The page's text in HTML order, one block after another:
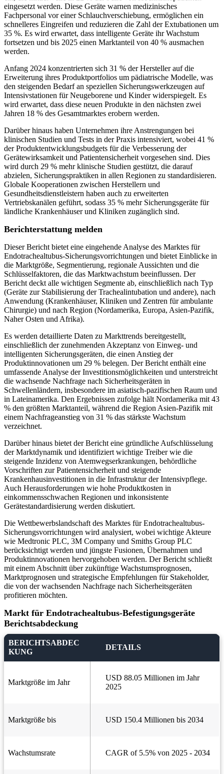
eingesetzt werden. Diese Geräte warnen medizinisches
Fachpersonal vor einer Schlauchverschiebung, ermöglichen ein
schnelleres Eingreifen und reduzieren die Zahl der Extubationen um
35 %. Es wird erwartet, dass intelligente Geräte ihr Wachstum
fortsetzen und bis 2025 einen Marktanteil von 40 % ausmachen
werden.
Anfang 2024 konzentrierten sich 31 % der Hersteller auf die
Erweiterung ihres Produktportfolios um pädiatrische Modelle, was
den steigenden Bedarf an speziellen Sicherungswerkzeugen auf
Intensivstationen für Neugeborene und Kinder widerspiegelt. Es
wird erwartet, dass diese neuen Produkte in den nächsten zwei
Jahren 18 % des Gesamtmarktes erobern werden.
Darüber hinaus haben Unternehmen ihre Anstrengungen bei
klinischen Studien und Tests in der Praxis intensiviert, wobei 41 %
der Produktentwicklungsbudgets für die Verbesserung der
Gerätewirksamkeit und Patientensicherheit vorgesehen sind. Dies
wird durch 29 % mehr klinische Studien gestützt, die darauf
abzielen, Sicherungspraktiken in allen Regionen zu standardisieren.
Globale Kooperationen zwischen Herstellern und
Gesundheitsdienstleistern haben auch zu erweiterten
Vertriebskanälen geführt, sodass 35 % mehr Sicherungsgeräte für
ländliche Krankenhäuser und Kliniken zugänglich sind.
Berichterstattung melden
Dieser Bericht bietet eine eingehende Analyse des Marktes für
Endotrachealtubus-Sicherungsvorrichtungen und bietet Einblicke in
die Marktgröße, Segmentierung, regionale Aussichten und die
Schlüsselfaktoren, die das Marktwachstum beeinflussen. Der
Bericht deckt alle wichtigen Segmente ab, einschließlich nach Typ
(Geräte zur Stabilisierung der Trachealintubation und andere), nach
Anwendung (Krankenhäuser, Kliniken und Zentren für ambulante
Chirurgie) und nach Region (Nordamerika, Europa, Asien-Pazifik,
Naher Osten und Afrika).
Es werden detaillierte Daten zu Markttrends bereitgestellt,
einschließlich der zunehmenden Akzeptanz von Einweg- und
intelligenten Sicherungsgeräten, die einen Anstieg der
Produktinnovationen um 29 % belegen. Der Bericht enthält eine
umfassende Analyse der Investitionsmöglichkeiten und unterstreicht
die wachsende Nachfrage nach Sicherheitsgeräten in
Schwellenländern, insbesondere im asiatisch-pazifischen Raum und
in Lateinamerika. Den Ergebnissen zufolge hält Nordamerika mit 43
% den größten Marktanteil, während die Region Asien-Pazifik mit
einem Nachfrageanstieg von 31 % das stärkste Wachstum
verzeichnet.
Darüber hinaus bietet der Bericht eine gründliche Aufschlüsselung
der Marktdynamik und identifiziert wichtige Treiber wie die
steigende Inzidenz von Atemwegserkrankungen, behördliche
Vorschriften zur Patientensicherheit und steigende
Krankenhausinvestitionen in die Infrastruktur der Intensivpflege.
Auch Herausforderungen wie hohe Produktkosten in
einkommensschwachen Regionen und inkonsistente
Gerätestandardisierung werden diskutiert.
Die Wettbewerbslandschaft des Marktes für Endotrachealtubus-
Sicherungsvorrichtungen wird analysiert, wobei wichtige Akteure
wie Medtronic PLC, 3M Company und Smiths Group PLC
berücksichtigt werden und jüngste Fusionen, Übernahmen und
Produktinnovationen hervorgehoben werden. Der Bericht schließt
mit einem Abschnitt über zukünftige Wachstumsprognosen,
Marktprognosen und strategische Empfehlungen für Stakeholder,
die von der wachsenden Nachfrage nach Sicherheitsgeräten
profitieren möchten.
Markt für Endotrachealtubus-Befestigungsgeräte
Berichtsabdeckung
BERICHTSABDEC
KUNG
DETAILS
Marktgröße im Jahr
USD 88.05 Millionen im Jahr
2025
Marktgröße bis USD 150.4 Millionen bis 2034
Wachstumsrate CAGR of 5.5% von 2025 - 2034